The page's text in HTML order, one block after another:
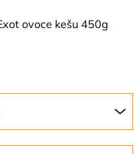
ovoce kešu 450g